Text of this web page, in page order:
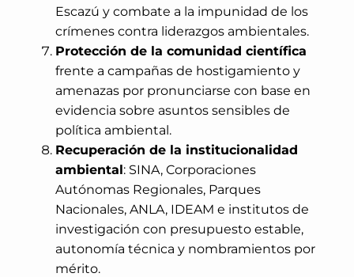
Escazú y combate a la impunidad de los
crímenes contra liderazgos ambientales.
Protección de la comunidad científica
frente a campañas de hostigamiento y
amenazas por pronunciarse con base en
evidencia sobre asuntos sensibles de
política ambiental.
Recuperación de la institucionalidad
ambiental: SINA, Corporaciones
Autónomas Regionales, Parques
Nacionales, ANLA, IDEAM e institutos de
investigación con presupuesto estable,
autonomía técnica y nombramientos por
mérito.